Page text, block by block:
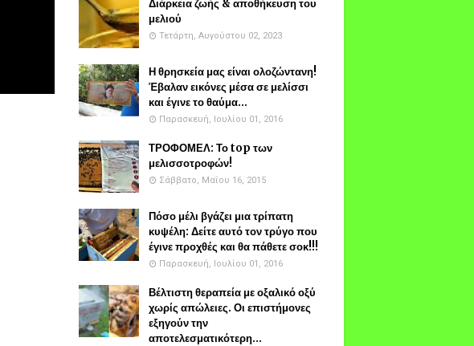
Διάρκεια ζωής & αποθήκευση του
μελιού
Τετάρτη, Αυγούστου 02, 2023
Η θρησκεία μας είναι ολοζώντανη!
Έβαλαν εικόνες μέσα σε μελίσσι
και έγινε το θαύμα...
Παρασκευή, Ιουλίου 01, 2016
ΤΡΟΦΟΜΕΛ: Το top των
μελισσοτροφών!
Σάββατο, Μαΐου 16, 2015
Πόσο μέλι βγάζει μια τρίπατη
κυψέλη: Δείτε αυτό τον τρύγο που
έγινε προχθές και θα πάθετε σοκ!!!
Παρασκευή, Ιουλίου 01, 2016
Βέλτιστη θεραπεία με οξαλικό οξύ
χωρίς απώλειες. Οι επιστήμονες
εξηγούν την
αποτελεσματικότερη...